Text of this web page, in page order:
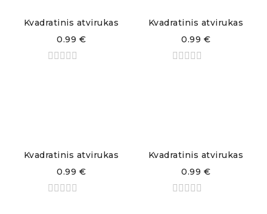
Kvadratinis atvirukas
0.99 €
Kvadratinis atvirukas
0.99 €
Kvadratinis atvirukas
0.99 €
Kvadratinis atvirukas
0.99 €